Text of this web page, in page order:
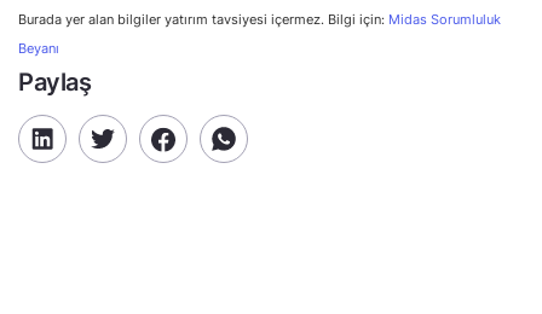
Burada yer alan bilgiler yatırım tavsiyesi içermez. Bilgi için: Midas Sorumluluk
Beyanı
Paylaş